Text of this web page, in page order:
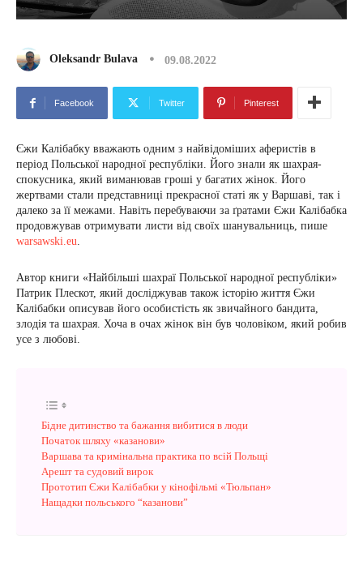
Oleksandr Bulava 09.08.2022
Facebook Twitter Pinterest
Єжи Калібабку вважають одним з найвідоміших аферистів в
період Польської народної республіки. Його знали як шахрая-
спокусника, який виманював гроші у багатих жінок. Його
жертвами стали представниці прекрасної статі як у Варшаві, так і
далеко за її межами. Навіть перебуваючи за ґратами Єжи Калібабка
продовжував отримувати листи від своїх шанувальниць, пише
warsawski.eu.
Автор книги «Найбільші шахраї Польської народної республіки»
Патрик Плескот, який досліджував також історію життя Єжи
Калібабки описував його особистість як звичайного бандита,
злодія та шахрая. Хоча в очах жінок він був чоловіком, який робив
усе з любові.
Бідне дитинство та бажання вибитися в люди
Початок шляху «казанови»
Варшава та кримінальна практика по всій Польщі
Арешт та судовий вирок
Прототип Єжи Калібабки у кінофільмі «Тюльпан»
Нащадки польського “казанови”